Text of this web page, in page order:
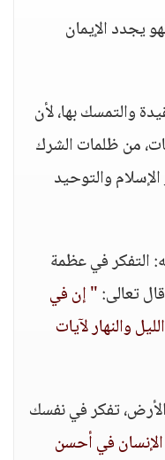
يجدد الإيمان
والتمسك بها، لأن
من ظلمات الشرك
والتوحيد
التفكر في عظمة
تعالى:" إن في
والنهار لآيات
تفكر في نفسك
في أحسن